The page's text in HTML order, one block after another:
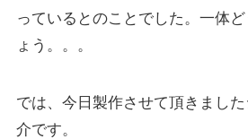
っているとのことでした。一体
ょう。。。
では、今日製作させて頂きまし
介です。